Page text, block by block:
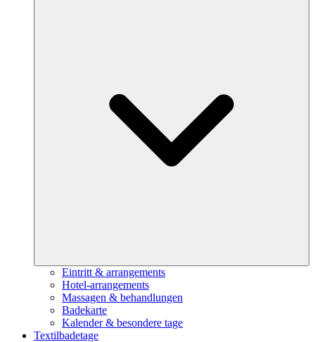
Eintritt & arrangements
Hotel-arrangements
Massagen & behandlungen
Badekarte
Kalender & besondere tage
Textilbadetage